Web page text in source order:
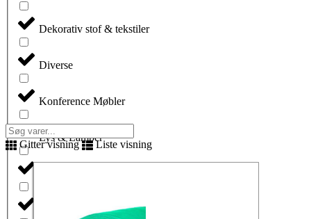
Dekorativ stof & tekstiler
Diverse
Konference Møbler
Lys & Lamper
Projektionsfolie
Search
... Gitter visning Liste visning